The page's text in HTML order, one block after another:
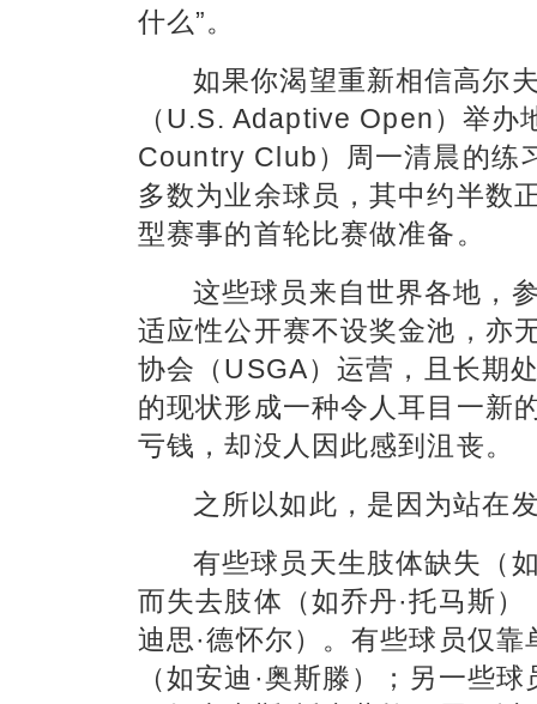
什么”。
如果你渴望重新相信高尔
（U.S. Adaptive Open）举
Country Club）周一清晨的练
多数为业余球员，其中约半数
型赛事的首轮比赛做准备。
这些球员来自世界各地，
适应性公开赛不设奖金池，亦
协会（USGA）运营，且长期
的现状形成一种令人耳目一新
亏钱，却没人因此感到沮丧。
之所以如此，是因为站在
有些球员天生肢体缺失（
而失去肢体（如乔丹·托马斯
迪思·德怀尔）。有些球员仅
（如安迪·奥斯滕）；另一些